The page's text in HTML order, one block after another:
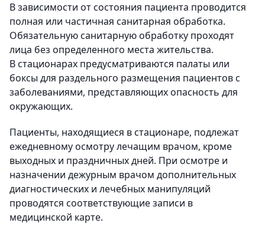
В зависимости от состояния пациента проводится
полная или частичная санитарная обработка.
Обязательную санитарную обработку проходят
лица без определенного места жительства.
В стационарах предусматриваются палаты или
боксы для раздельного размещения пациентов с
заболеваниями, представляющих опасность для
окружающих.
Пациенты, находящиеся в стационаре, подлежат
ежедневному осмотру лечащим врачом, кроме
выходных и праздничных дней. При осмотре и
назначении дежурным врачом дополнительных
диагностических и лечебных манипуляций
проводятся соответствующие записи в
медицинской карте.